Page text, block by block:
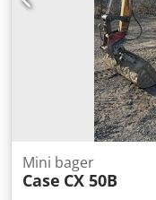
Mini bager
Case CX 50B